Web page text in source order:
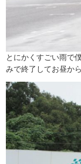
とにかくすごい雨で
みで終了してお昼か